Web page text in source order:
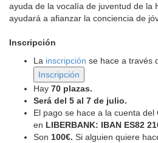
ayuda de la vocalía de juventud de la
ayudará a afianzar la conciencia de
Inscripción
La inscripción se hace a través
Hay 70 plazas.
Será del 5 al 7 de julio.
El pago se hace a la cuenta del
en LIBERBANK: IBAN ES82
Son 100€. Si alguien quiere